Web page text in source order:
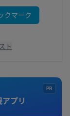
クマーク
ト
PR
プリ